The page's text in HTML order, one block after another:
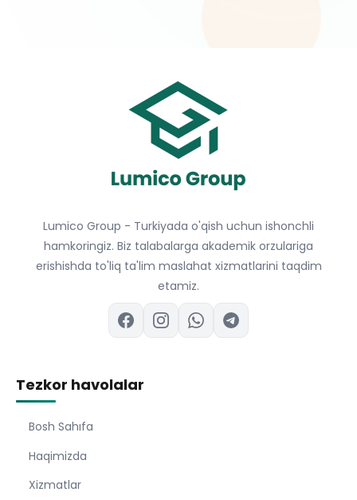
Lumico Group - Turkiyada o'qish uchun ishonchli
hamkoringiz. Biz talabalarga akademik orzulariga
erishishda to'liq ta'lim maslahat xizmatlarini taqdim
etamiz.
Tezkor havolalar
Bosh Sahıfa
Haqimizda
Xizmatlar